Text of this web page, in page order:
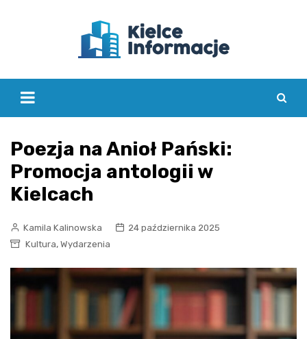
Poezja na Anioł Pański:
Promocja antologii w
Kielcach
Kamila Kalinowska
24 października 2025
Kultura, Wydarzenia